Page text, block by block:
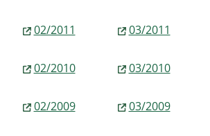
02/2011 03/2011
02/2010 03/2010
02/2009 03/2009